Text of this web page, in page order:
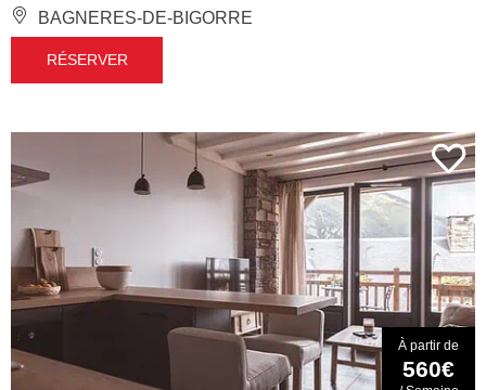
BAGNERES-DE-BIGORRE
RÉSERVER
À partir de
560€